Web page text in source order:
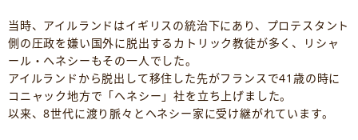
当時、アイルランドはイギリスの統治下にあり、プロテスタント
側の圧政を嫌い国外に脱出するカトリック教徒が多く、リシャ
ール・ヘネシーもその一人でした。
アイルランドから脱出して移住した先がフランスで41歳の時に
コニャック地方で「ヘネシー」社を立ち上げました。
以来、8世代に渡り脈々とヘネシー家に受け継がれています。